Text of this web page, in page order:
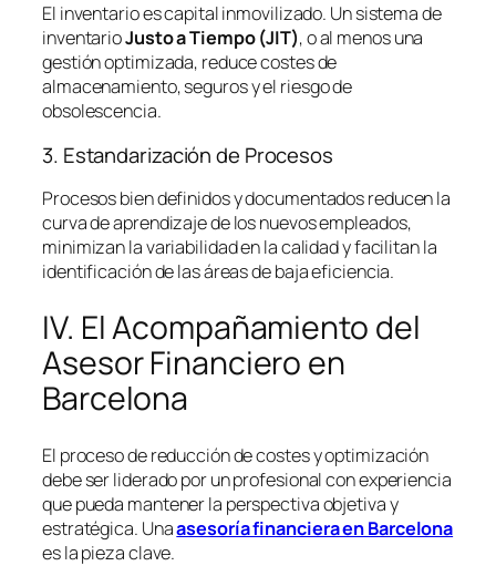
El inventario es capital inmovilizado. Un sistema de
inventarioJusto a Tiempo (JIT), o al menos una
gestión optimizada, reduce costes de
almacenamiento, seguros y el riesgo de
obsolescencia.
3. Estandarización de Procesos
Procesos bien definidos y documentados reducen la
curva de aprendizaje de los nuevos empleados,
minimizan la variabilidad en la calidad y facilitan la
identificación de las áreas de baja eficiencia.
IV. El Acompañamiento del
Asesor Financiero en
Barcelona
El proceso de reducción de costes y optimización
debe ser liderado por un profesional con experiencia
que pueda mantener la perspectiva objetiva y
estratégica. Unaasesoría financiera en Barcelona
es la pieza clave.